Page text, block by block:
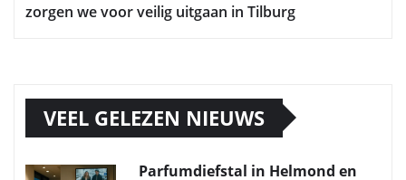
zorgen we voor veilig uitgaan in Tilburg
VEEL GELEZEN NIEUWS
Parfumdiefstal in Helmond en